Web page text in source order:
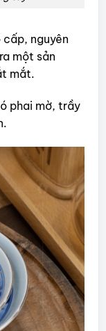
nguyên
một sản
mắt.
phai mờ, trầy